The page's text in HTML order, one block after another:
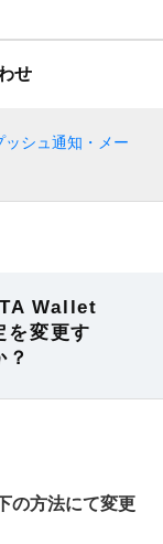
せ
ッシュ通知・メー
Wallet
を変更す
の方法にて変更